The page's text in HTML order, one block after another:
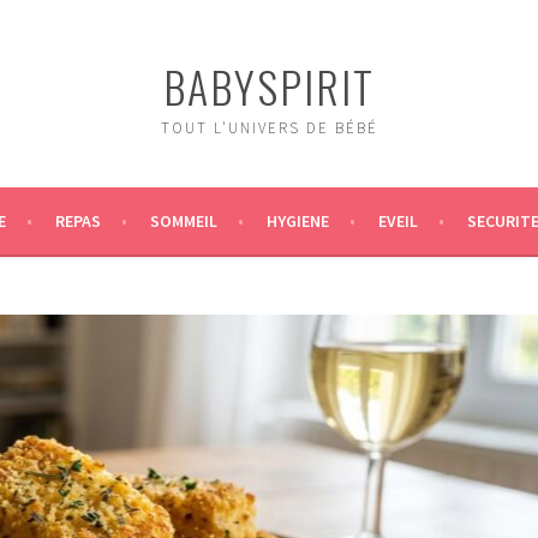
BABYSPIRIT
TOUT L'UNIVERS DE BÉBÉ
REPAS SOMMEIL HYGIENE EVEIL SECURITE